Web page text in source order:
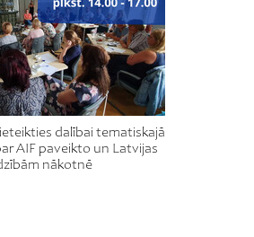
dalībai tematiskajā
AIF paveikto un Latvijas
nākotnē